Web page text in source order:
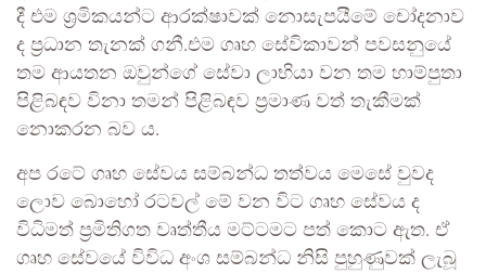
දී එම ශ්‍රමිකයන්ට ආරක්ෂාවක් නොසැපයීමේ චෝදනාව
ද ප්‍රධාන තැනක් ගනී.එම ගෘහ සේවිකාවන් පවසනුයේ
තම ආයතන ඔවුන්ගේ සේවා ලාභියා වන තම හාම්පුතා
පිළිබඳව විනා තමන් පිළිබඳව ප්‍රමාණ වත් තැකීමක්
නොකරන බව ය.
අප රටේ ගෘහ සේවය සම්බන්ධ තත්වය මෙසේ වුවද
ලොව බොහෝ රටවල් මේ වන විට ගෘහ සේවය ද
විධිමත් ප්‍රමිතිගත වෘත්තීය මට්ටමට පත් කොට ඇත. ඒ
ගෘහ සේවයේ විවිධ අංශ සම්බන්ධ නිසි පුහුණුවක් ලැබූ